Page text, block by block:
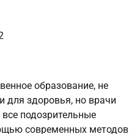
образование, не
для здоровья, но врачи
подозрительные
современных методов